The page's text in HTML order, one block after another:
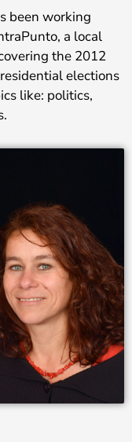
been working
a local
the 2012
elections
like: politics,